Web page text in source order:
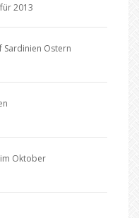
2013
Sardinien Ostern
Oktober